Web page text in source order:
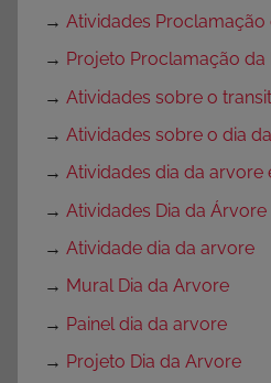
→ Atividades Proclamação
→ Projeto Proclamação da
→ Atividades sobre o
→ Atividades sobre o dia
→ Atividades dia da arvore
→ Atividades Dia da Árvore
→ Atividade dia da arvore
→ Mural Dia da Arvore
→ Painel dia da arvore
→ Projeto Dia da Arvore